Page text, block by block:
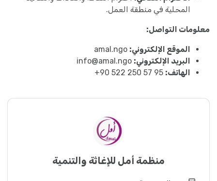
المحلية في منطقة العمل.
معلومات التواصل:
الموقع الإلكتروني:
البريد الإلكتروني: info@amal.ngo
الهاتف:
منظمة أمل للإغاثة والتنمية